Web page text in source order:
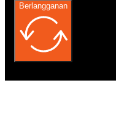
Berlangganan